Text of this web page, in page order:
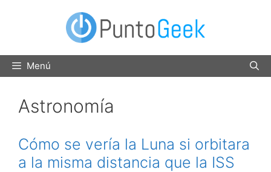
Menú
Astronomía
Cómo se vería la Luna si orbitara
a la misma distancia que la ISS